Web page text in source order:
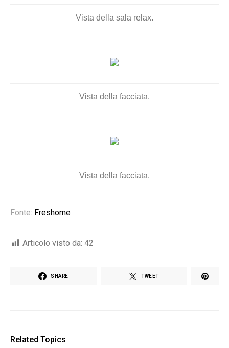
Vista della sala relax.
Vista della facciata.
Vista della facciata.
Fonte: Freshome
Articolo visto da: 42
SHARE TWEET
Related Topics